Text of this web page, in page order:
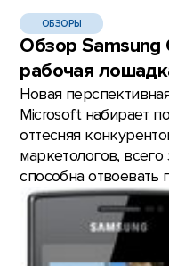
ОБЗОРЫ
Обзор Samsung
рабочая
Новая
Microsoft набирает
оттесняя
маркетологов,
способна отвоевать